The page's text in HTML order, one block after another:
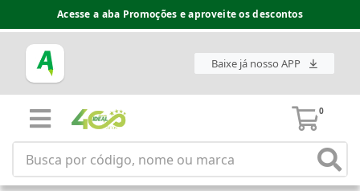
Acesse a aba Promoções e aproveite os descontos
Baixe já nosso APP
0